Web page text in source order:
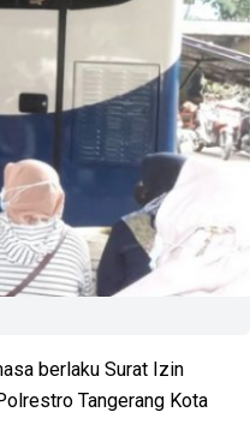
berlaku Surat Izin
Tangerang Kota